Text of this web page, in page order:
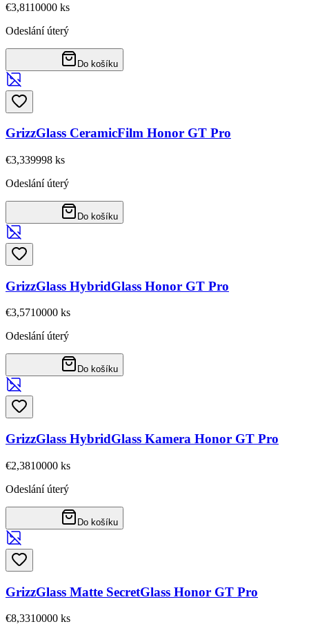
€3,8110000 ks
Odeslání úterý
Do košíku
GrizzGlass CeramicFilm Honor GT Pro
€3,339998 ks
Odeslání úterý
Do košíku
GrizzGlass HybridGlass Honor GT Pro
€3,5710000 ks
Odeslání úterý
Do košíku
GrizzGlass HybridGlass Kamera Honor GT Pro
€2,3810000 ks
Odeslání úterý
Do košíku
GrizzGlass Matte SecretGlass Honor GT Pro
€8,3310000 ks